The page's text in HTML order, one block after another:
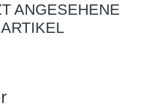
ANGESEHENE
ARTIKEL